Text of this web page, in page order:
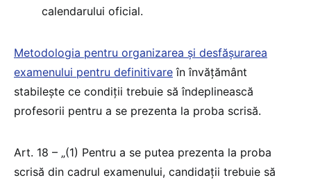
calendarului oficial.
Metodologia pentru organizarea și desfășurarea
examenului pentru definitivare în învățământ
stabilește ce condiții trebuie să îndeplinească
profesorii pentru a se prezenta la proba scrisă.
Art. 18 – „(1) Pentru a se putea prezenta la proba
scrisă din cadrul examenului, candidaţii trebuie să